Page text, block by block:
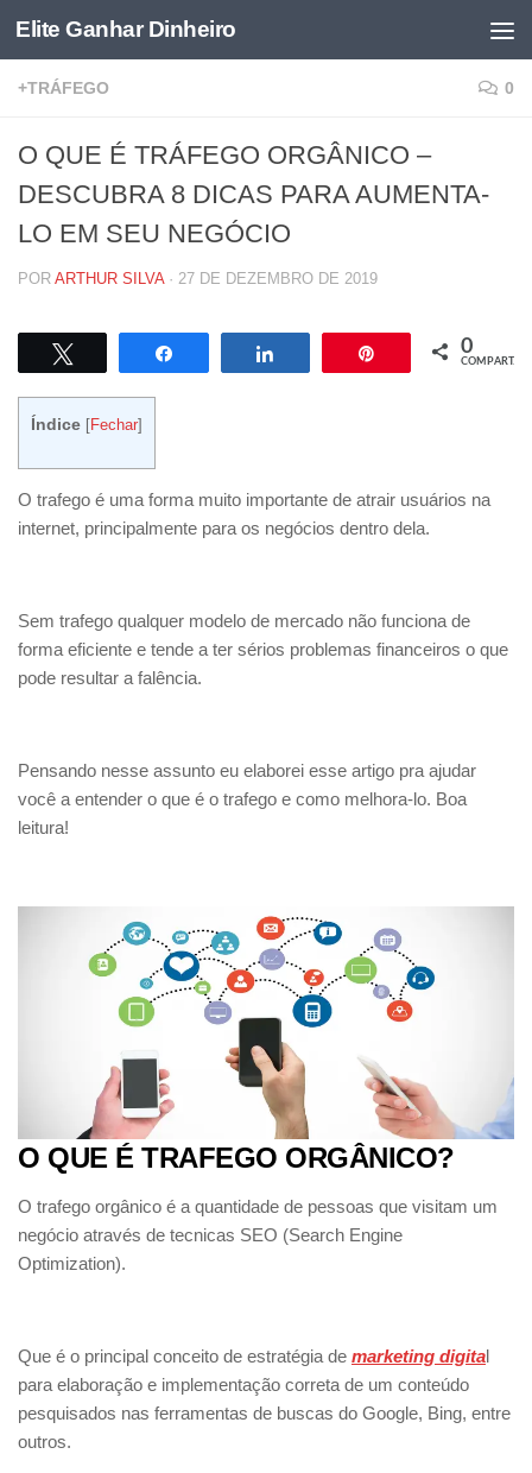
Skip to content
Elite Ganhar Dinheiro
+TRÁFEGO 0
O QUE É TRÁFEGO ORGÂNICO –
DESCUBRA 8 DICAS PARA AUMENTA-
LO EM SEU NEGÓCIO
POR ARTHUR SILVA · 27 DE DEZEMBRO DE 2019
Compartilhar Compartilhar 0
COMPART.
Índice [Fechar]
O trafego é uma forma muito importante de atrair usuários na
internet, principalmente para os negócios dentro dela.
Sem trafego qualquer modelo de mercado não funciona de
forma eficiente e tende a ter sérios problemas financeiros o que
pode resultar a falência.
Pensando nesse assunto eu elaborei esse artigo pra ajudar
você a entender o que é o trafego e como melhora-lo. Boa
leitura!
O QUE É TRAFEGO ORGÂNICO?
O trafego orgânico é a quantidade de pessoas que visitam um
negócio através de tecnicas SEO (Search Engine
Optimization).
Que é o principal conceito de estratégia de marketing digital
para elaboração e implementação correta de um conteúdo
pesquisados nas ferramentas de buscas do Google, Bing, entre
outros.